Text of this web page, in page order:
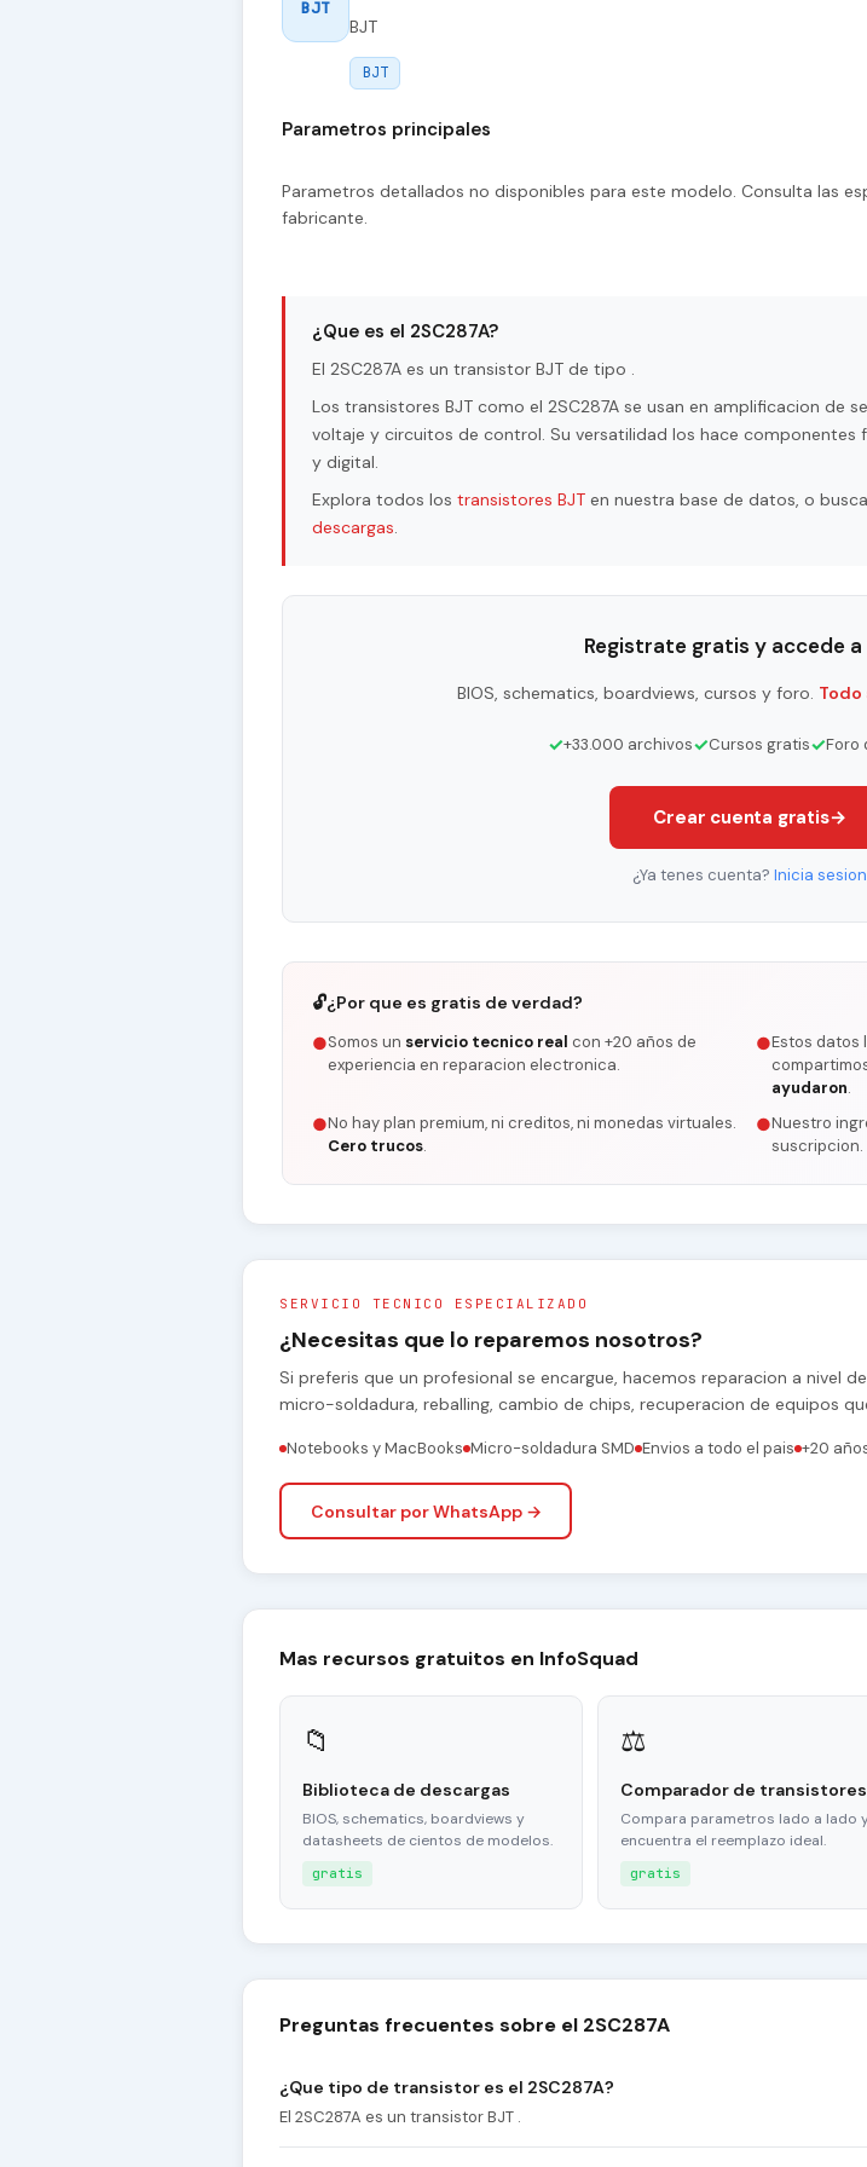
BJT
BJT
BJT
Parametros principales
Parametros detallados no disponibles para este modelo. Consulta las
fabricante.
¿Que es el 2SC287A?
El 2SC287A es un transistor BJT de tipo .
Los transistores BJT como el 2SC287A se usan en amplificacion de
voltaje y circuitos de control. Su versatilidad los hace componentes
y digital.
Explora todos los transistores BJT en nuestra base de datos, o
descargas.
Registrate gratis y accede
BIOS, schematics, boardviews, cursos y foro.
✓+33.000 archivos✓Cursos gratis✓Foro
Crear cuenta gratis→
¿Ya tenes cuenta? Inicia sesion
🔓¿Por que es gratis de verdad?
●Somos un servicio tecnico real con +20 años de
experiencia en reparacion electronica.
●Estos datos
ayudaron.
●No hay plan premium, ni creditos, ni monedas virtuales.
Cero trucos.
●Nuestro
suscripcion.
SERVICIO TECNICO ESPECIALIZADO
¿Necesitas que lo reparemos nosotros?
Si preferis que un profesional se encargue, hacemos reparacion a nivel
micro-soldadura, reballing, cambio de chips, recuperacion de equipos
Notebooks y MacBooks Micro-soldadura SMD Envios a todo el pais +20
Consultar por WhatsApp →
Mas recursos gratuitos en InfoSquad
📁
Biblioteca de descargas
BIOS, schematics, boardviews y
datasheets de cientos de modelos.
gratis
⚖
Comparador de transistores
Compara parametros lado a lado
encuentra el reemplazo ideal.
gratis
Preguntas frecuentes sobre el 2SC287A
¿Que tipo de transistor es el 2SC287A?
El 2SC287A es un transistor BJT .